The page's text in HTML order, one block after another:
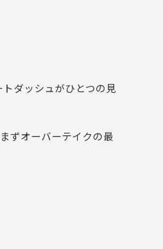
ダッシュがひとつの見
ずオーバーテイクの最